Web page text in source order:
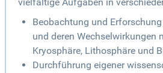
vielfältige Aufgaben in
Beobachtung und
und deren Wechselwirkungen
Kryosphäre, Lithosphäre und
Durchführung eigener